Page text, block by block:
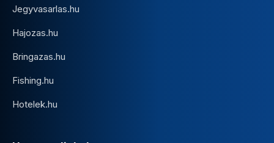
Jegyvasarlas.hu
Hajozas.hu
Bringazas.hu
Fishing.hu
Hotelek.hu